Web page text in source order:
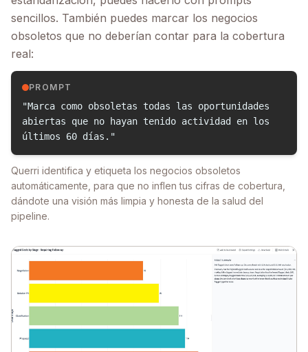
sencillos. También puedes marcar los negocios
obsoletos que no deberían contar para la cobertura
real:
PROMPT
"Marca como obsoletas todas las oportunidades
abiertas que no hayan tenido actividad en los
últimos 60 días."
Querri identifica y etiqueta los negocios obsoletos
automáticamente, para que no inflen tus cifras de cobertura,
dándote una visión más limpia y honesta de la salud del
pipeline.